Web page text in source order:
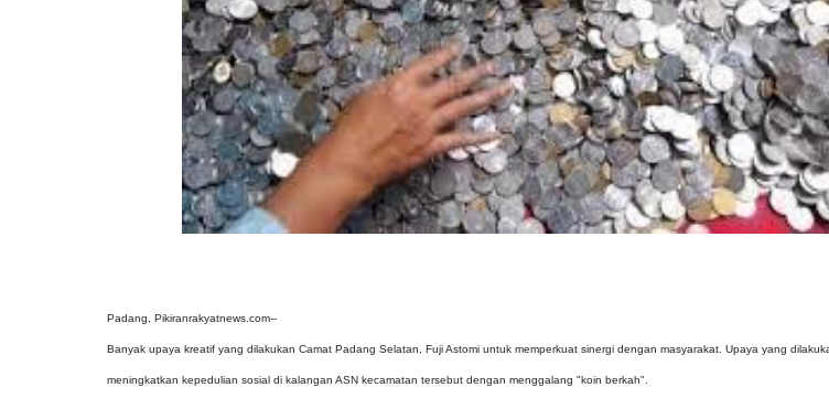
Padang, Pikiranrakyatnews.com--
Banyak upaya kreatif yang dilakukan Camat Padang Selatan, Fuji Astomi untuk memperkuat sinergi dengan masyarakat. Upaya yang
meningkatkan kepedulian sosial di kalangan ASN kecamatan tersebut dengan menggalang "koin berkah".